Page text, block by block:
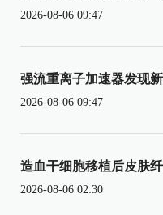
2026-08-06 09:47
强流重离子加速器发现
2026-08-06 09:47
造血干细胞移植后皮肤
2026-08-06 02:30